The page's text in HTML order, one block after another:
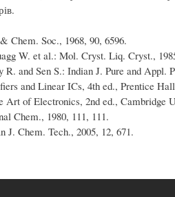
Chem. Soc., 1968, 90, 6596.
W. et al.: Mol. Cryst. Liq. Cryst.,
and Sen S.: Indian J. Pure and Appl.
and Linear ICs, 4th ed., Prentice
of Electronics, 2nd ed., Cambridge
Chem., 1980, 111, 111.
J. Chem. Tech., 2005, 12, 671.